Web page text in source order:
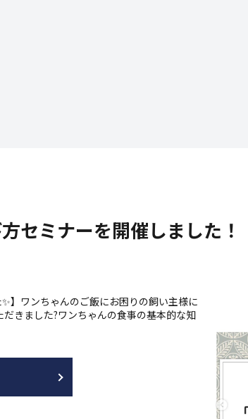
セミナーを開催しました！
】ワンちゃんのご飯にお困りの飼い主様に
きました?ワンちゃんの食事の基本的な知